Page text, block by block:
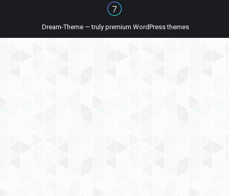
Dream-Theme — truly premium WordPress themes